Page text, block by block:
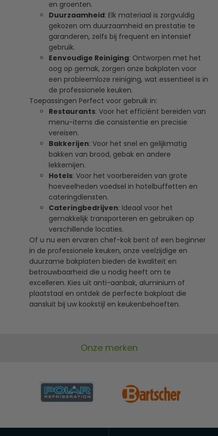
en groenten.
Duurzaamheid: Elk materiaal is zorgvuldig
gekozen om duurzaamheid en prestatie te
garanderen, zelfs bij frequent en intensief
gebruik.
Eenvoudige Reiniging: Ontworpen met het
oog op gemak, zorgen onze bakplaten voor
een probleemloze reiniging, wat essentieel is in
de professionele keuken.
Toepassingen Perfect voor gebruik in:
Restaurants: Voor het efficiënt bereiden van
menu-items die consistentie en precisie
vereisen.
Bakkerijen: Voor het snel en gelijkmatig
bakken van brood, gebak en andere
lekkernijen.
Hotels: Voor het voorbereiden van grote
hoeveelheden voedsel in hotelbuffetten en
cateringdiensten.
Cateringbedrijven: Ideaal voor het
gemakkelijk transporteren en gebruiken op
verschillende locaties.
Of u nu een ervaren chef-kok bent of een beginner
in de professionele keuken, onze veelzijdige en
duurzame bakplaten bieden de kwaliteit en
betrouwbaarheid die u nodig heeft om te
excelleren. Kies uit anti-aanbak, aluminium of
plaatstaal en ontdek de perfecte bakplaat die
aansluit bij uw kookstijl en keukenbehoeften.
Onze merken